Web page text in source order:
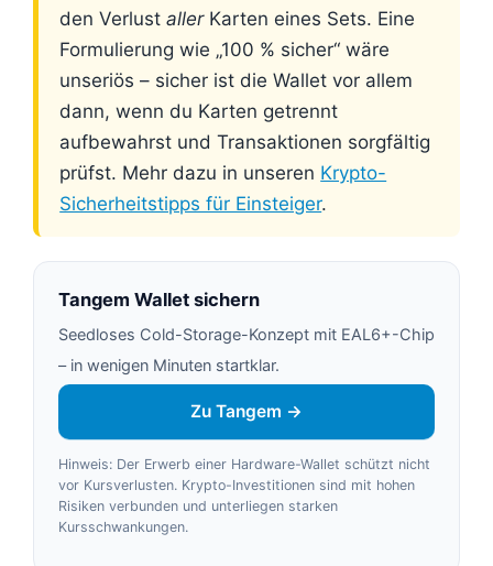
den VerlustallerKarten eines Sets. Eine
Formulierung wie „100 % sicher“ wäre
unseriös – sicher ist die Wallet vor allem
dann, wenn du Karten getrennt
aufbewahrst und Transaktionen sorgfältig
prüfst. Mehr dazu in unseren Krypto-
Sicherheitstipps für Einsteiger.
Tangem Wallet sichern
Seedloses Cold-Storage-Konzept mit EAL6+-Chip
– in wenigen Minuten startklar.
Zu Tangem →
Hinweis: Der Erwerb einer Hardware-Wallet schützt nicht
vor Kursverlusten. Krypto-Investitionen sind mit hohen
Risiken verbunden und unterliegen starken
Kursschwankungen.